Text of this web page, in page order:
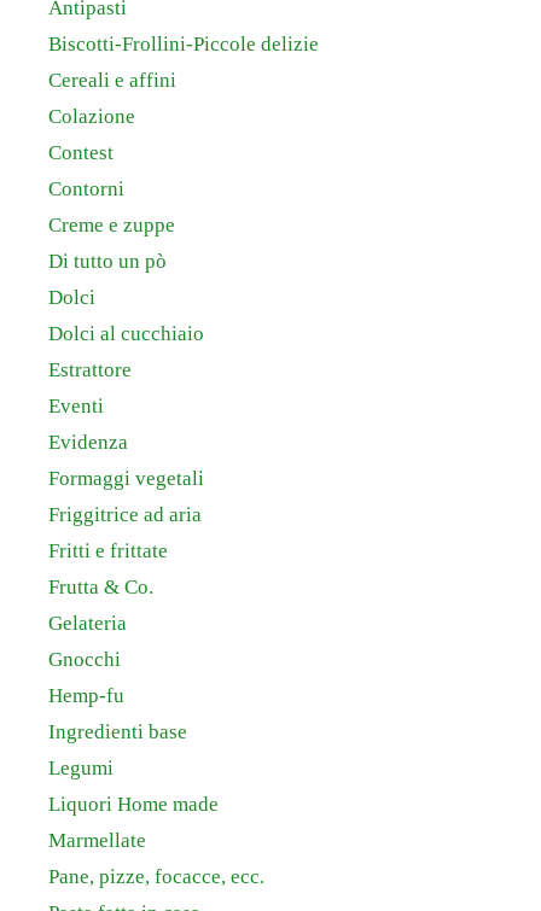
Antipasti
Biscotti-Frollini-Piccole delizie
Cereali e affini
Colazione
Contest
Contorni
Creme e zuppe
Di tutto un pò
Dolci
Dolci al cucchiaio
Estrattore
Eventi
Evidenza
Formaggi vegetali
Friggitrice ad aria
Fritti e frittate
Frutta & Co.
Gelateria
Gnocchi
Hemp-fu
Ingredienti base
Legumi
Liquori Home made
Marmellate
Pane, pizze, focacce, ecc.